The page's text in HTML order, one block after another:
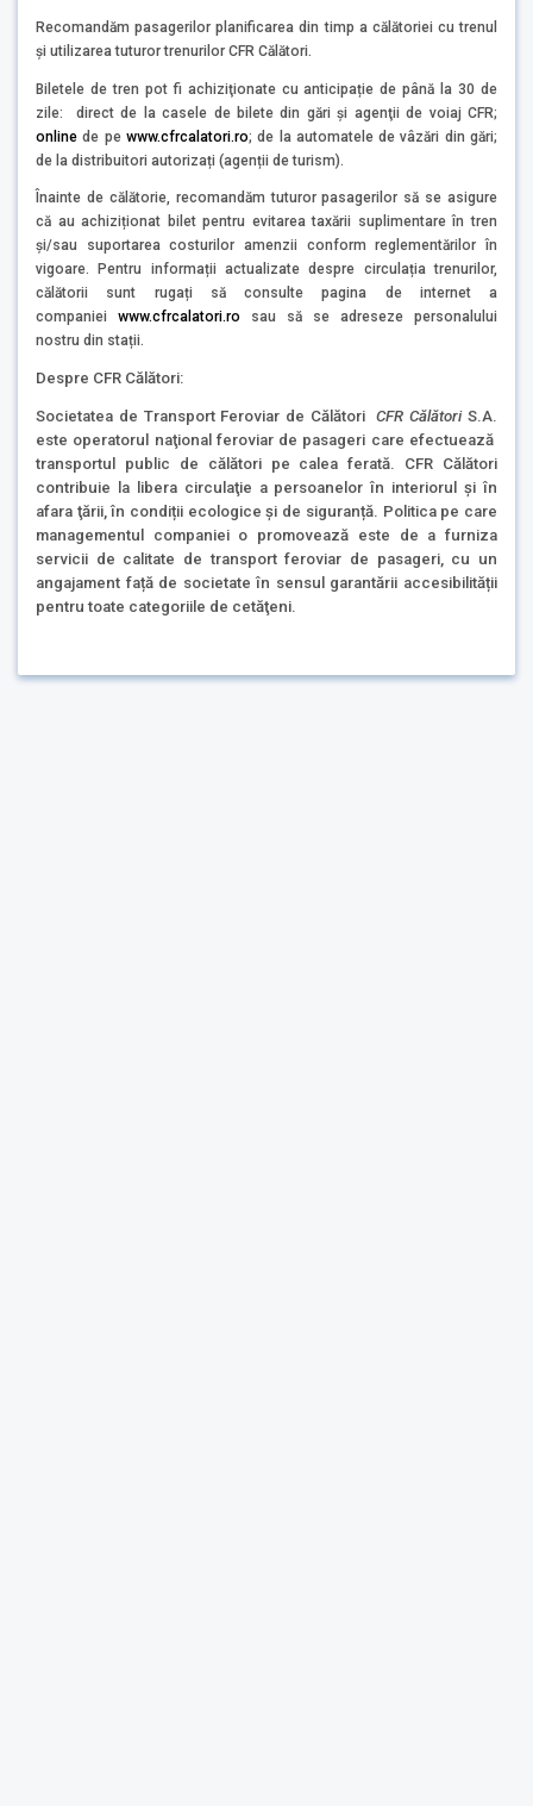
Recomandăm pasagerilor planificarea din timp a călătoriei cu trenul
și utilizarea tuturor trenurilor CFR Călători.
Biletele de tren pot fi achiziţionate cu anticipație de până la 30 de
zile: direct de la casele de bilete din gări și agenţii de voiaj CFR;
onlinede pe www.cfrcalatori.ro; de la automatele de vâzări din gări;
de la distribuitori autorizați (agenții de turism).
Înainte de călătorie, recomandăm tuturor pasagerilor să se asigure
că au achiziționat bilet pentru evitarea taxării suplimentare în tren
și/sau suportarea costurilor amenzii conform reglementărilor în
vigoare. Pentru informații actualizate despre circulația trenurilor,
călătorii sunt rugați să consulte pagina de internet a
companiei www.cfrcalatori.ro sau să se adreseze personalului
nostru din stații.
Despre CFR Călători:
Societatea de Transport Feroviar de CălătoriCFR CălătoriS.A.
este operatorul naţional feroviar de pasageri care efectuează
transportul public de călători pe calea ferată. CFR Călători
contribuie la libera circulaţie a persoanelor în interiorul şi în
afara ţării, în condiții ecologice și de siguranță. Politica pe care
managementul companiei o promovează este de a furniza
servicii de calitate de transport feroviar de pasageri, cu un
angajament față de societate în sensul garantării accesibilității
pentru toate categoriile de cetăţeni.